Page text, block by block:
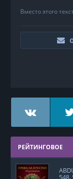
Вместо этого
РЕЙТИНГОВОЕ
548,